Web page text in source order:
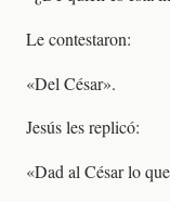
Le contestaron:
«Del César».
Jesús les replicó:
«Dad al César lo